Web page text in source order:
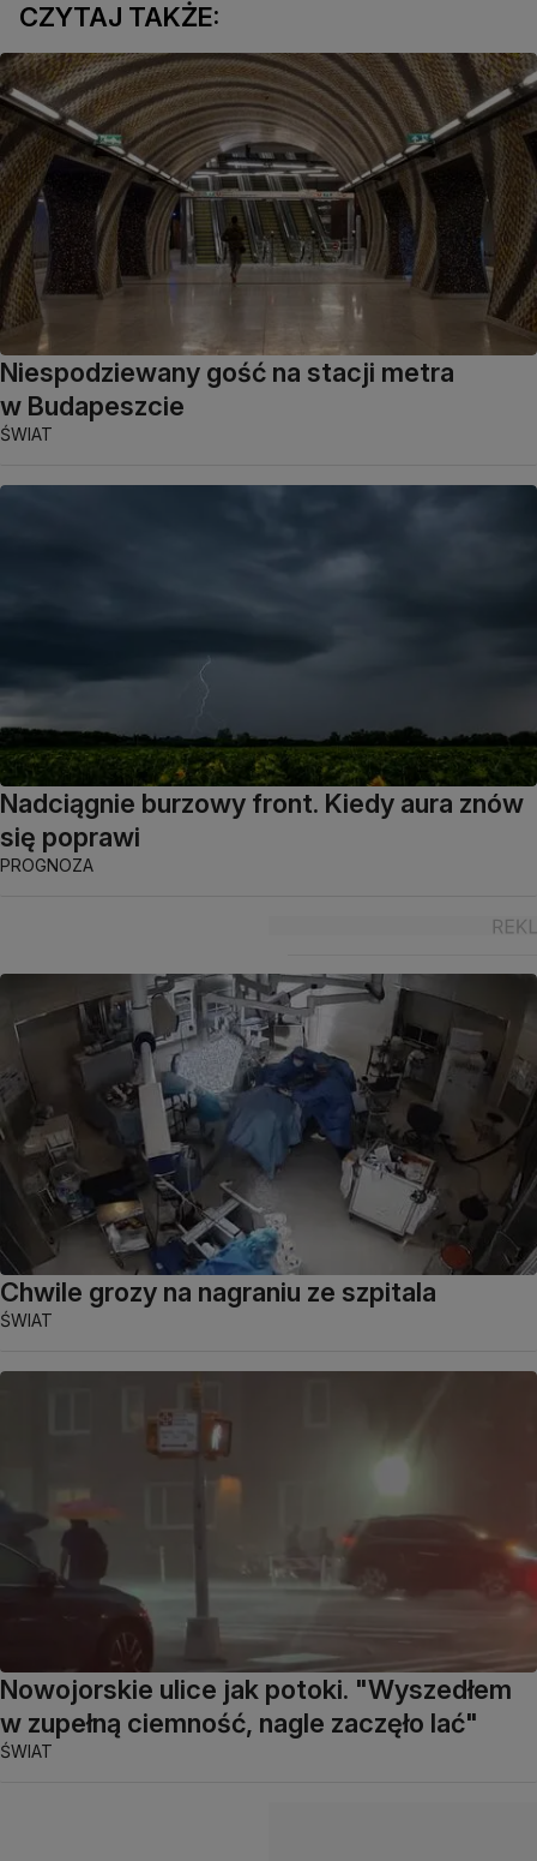
CZYTAJ TAKŻE:
Niespodziewany gość na stacji metra
w Budapeszcie
ŚWIAT
Nadciągnie burzowy front. Kiedy aura znów
się poprawi
PROGNOZA
Chwile grozy na nagraniu ze szpitala
ŚWIAT
Nowojorskie ulice jak potoki. "Wyszedłem
w zupełną ciemność, nagle zaczęło lać"
ŚWIAT